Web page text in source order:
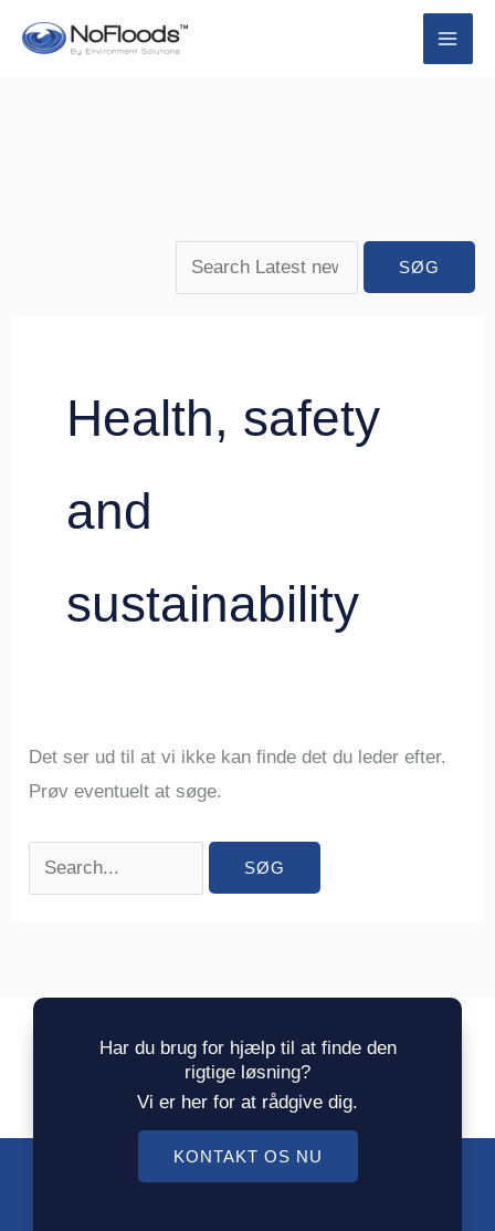
efter:
Health, safety
and
sustainability
Det ser ud til at vi ikke kan finde det du leder efter.
Prøv eventuelt at søge.
efter:
Har du brug for hjælp til at finde den
rigtige løsning?
Vi er her for at rådgive dig.
KONTAKT OS NU